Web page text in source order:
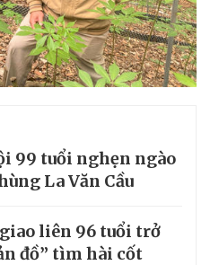
99 tuổi nghẹn ngào
La Văn Cầu
liên 96 tuổi trở
đồ” tìm hài cốt